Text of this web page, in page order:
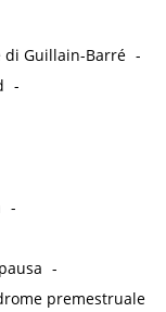
di Guillain-Barré -
-
-
-
premestruale